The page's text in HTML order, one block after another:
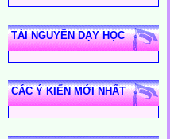
TÀI NGUYÊN DẠY HỌC
CÁC Ý KIẾN MỚI NHẤT